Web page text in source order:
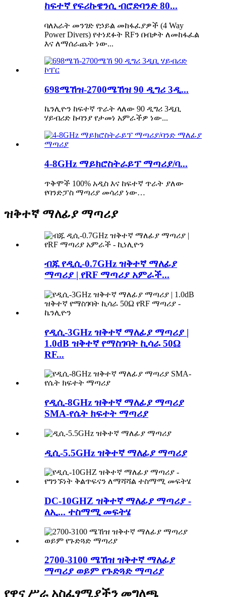
ከፍተኛ የፍሪኩዌንሲ ብሮድባንድ 80...
ባለአራት መንገድ የኃይል መከፋፈያዎች (4 Way
Power Divers) የተነደፉት RFን በብቃት ለመከፋፈል
እና ለማሰራጨት ነው...
698ሜኸዝ-2700ሜኸዝ 90 ዲግሪ 3ዲ...
ኬንሊዮን ከፍተኛ ጥራት ላለው 90 ዲግሪ 3ዲቢ
ሃይብሪድ ኩባንያ የታመነ አምራችዎ ነው...
4-8GHz ማይክሮስትራይፕ ማጣሪያ/ባ...
ጥቅሞች 100% አዲስ እና ከፍተኛ ጥራት ያለው
የባንድፓስ ማጣሪያ መሳሪያ ነው…
ዝቅተኛ ማለፊያ ማጣሪያ
ብጁ የዲሲ-0.7GHz ዝቅተኛ ማለፊያ
ማጣሪያ | የRF ማጣሪያ አምራች...
የዲሲ-3GHz ዝቅተኛ ማለፊያ ማጣሪያ |
1.0dB ዝቅተኛ የማስገባት ኪሳራ 50Ω
RF...
የዲሲ-8GHz ዝቅተኛ ማለፊያ ማጣሪያ
SMA-የሴት ክፍተት ማጣሪያ
ዲሲ-5.5GHz ዝቅተኛ ማለፊያ ማጣሪያ
DC-10GHZ ዝቅተኛ ማለፊያ ማጣሪያ -
ለኢ... ተስማሚ መፍትሄ
2700-3100 ሜኸዝ ዝቅተኛ ማለፊያ
ማጣሪያ ወይም የጉድጓድ ማጣሪያ
የዋና ሥራ አስፈፃሚያችን መግለጫ